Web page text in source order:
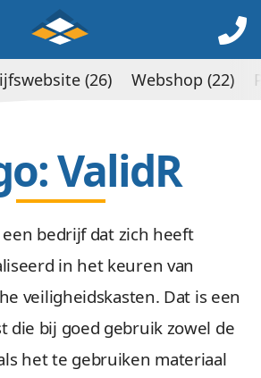
ValidR
een bedrijf dat zich heeft
in het keuren van
veiligheidskasten. Dat is een
die bij goed gebruik zowel de
het te gebruiken materiaal
(26) Webshop (22)